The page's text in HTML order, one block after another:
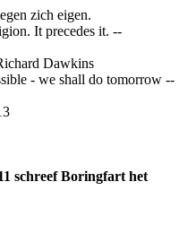
zich eigen.
It precedes it. --
Dawkins
- we shall do tomorrow --
schreef Boringfart het